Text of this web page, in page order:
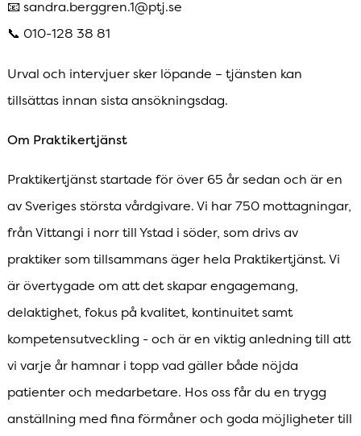
📧 sandra.berggren.1@ptj.se
📞 010-128 38 81
Urval och intervjuer sker löpande – tjänsten kan
tillsättas innan sista ansökningsdag.
Om Praktikertjänst
Praktikertjänst startade för över 65 år sedan och är en
av Sveriges största vårdgivare. Vi har 750 mottagningar,
från Vittangi i norr till Ystad i söder, som drivs av
praktiker som tillsammans äger hela Praktikertjänst. Vi
är övertygade om att det skapar engagemang,
delaktighet, fokus på kvalitet, kontinuitet samt
kompetensutveckling - och är en viktig anledning till att
vi varje år hamnar i topp vad gäller både nöjda
patienter och medarbetare. Hos oss får du en trygg
anställning med fina förmåner och goda möjligheter till